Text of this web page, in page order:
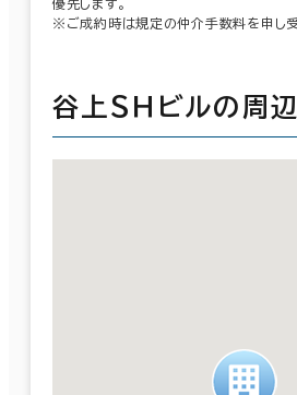
優先します。
※ご成約時は規定の仲介手数料を申し受
谷上ＳＨビルの周